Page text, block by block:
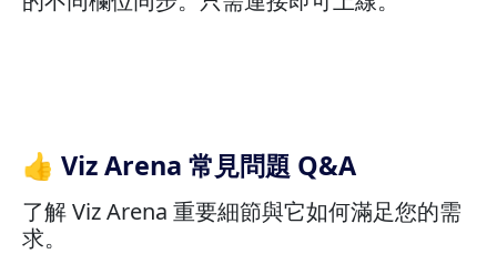
👍 Viz Arena 常見問題 Q&A
了解 Viz Arena 重要細節與它如何滿足您的需
求。